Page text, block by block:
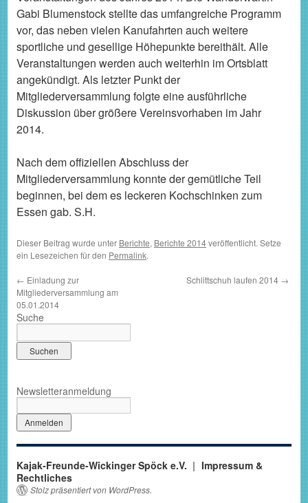
Gabi Blumenstock stellte das umfangreiche Programm
vor, das neben vielen Kanufahrten auch weitere
sportliche und gesellige Höhepunkte bereithält. Alle
Veranstaltungen werden auch weiterhin im Ortsblatt
angekündigt. Als letzter Punkt der
Mitgliederversammlung folgte eine ausführliche
Diskussion über größere Vereinsvorhaben im Jahr
2014.
Nach dem offiziellen Abschluss der
Mitgliederversammlung konnte der gemütliche Teil
beginnen, bei dem es leckeren Kochschinken zum
Essen gab. S.H.
Dieser Beitrag wurde unter Berichte, Berichte 2014veröffentlicht. Setze
ein Lesezeichen für den Permalink.
← Einladung zur
Mitgliederversammlung am
05.01.2014
Schlittschuh laufen 2014 →
Suche
Newsletteranmeldung
Kajak-Freunde-Wickinger Spöck e.V.
Impressum &
Rechtliches
Stolz präsentiert von WordPress.